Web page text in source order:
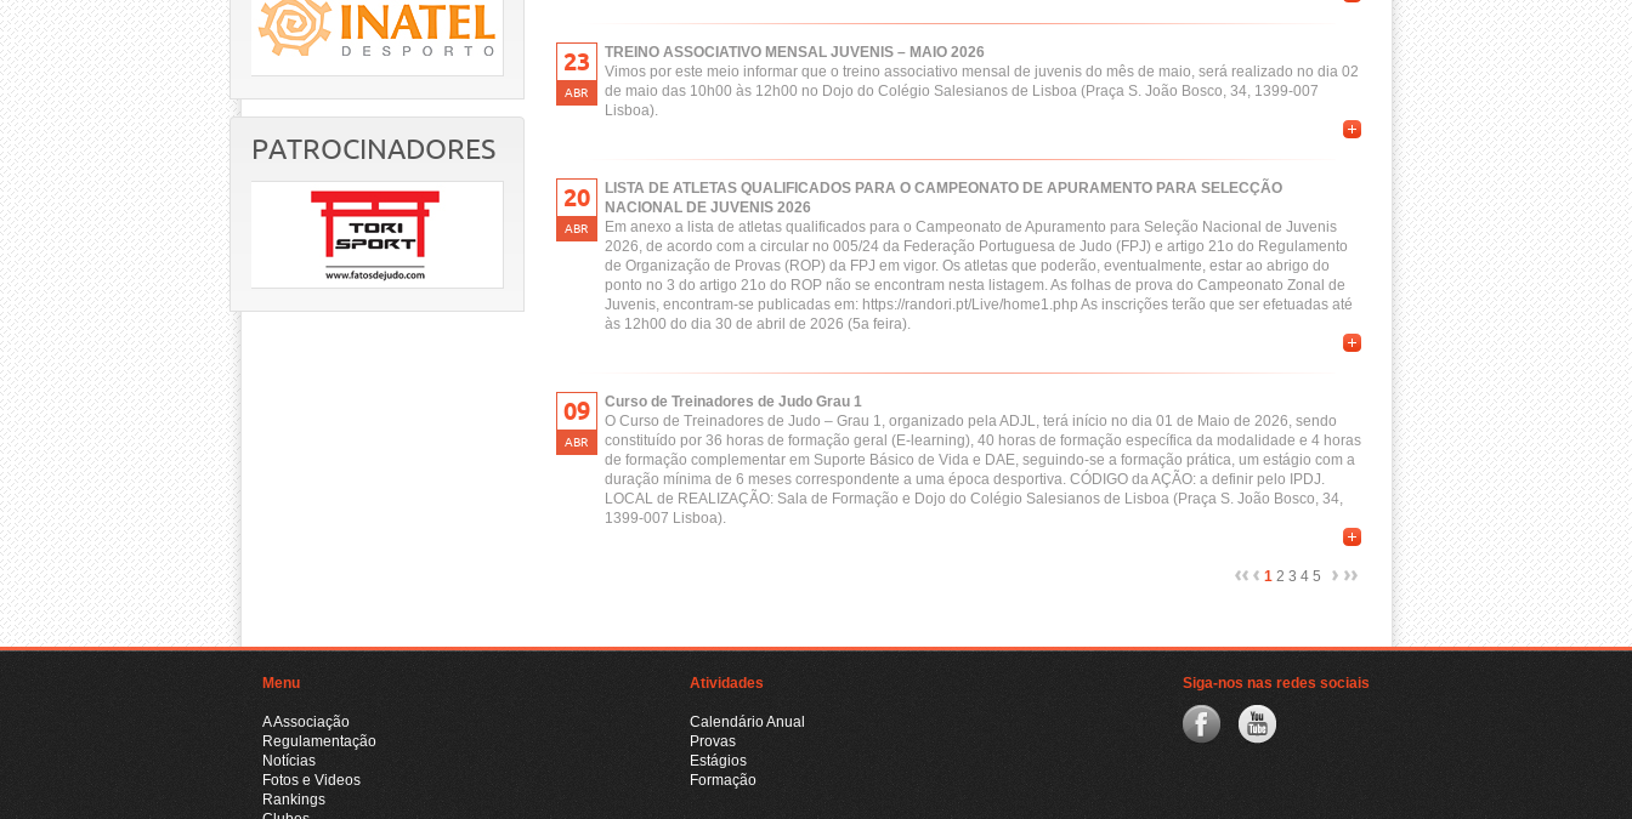
PATROCINADORES
23
ABR
TREINO ASSOCIATIVO MENSAL JUVENIS – MAIO 2026
Vimos por este meio informar que o treino associativo mensal de juvenis do mês de maio, será realizado no dia 02
de maio das 10h00 às 12h00 no Dojo do Colégio Salesianos de Lisboa (Praça S. João Bosco, 34, 1399-007
Lisboa).
20
ABR
LISTA DE ATLETAS QUALIFICADOS PARA O CAMPEONATO DE APURAMENTO PARA SELECÇÃO
NACIONAL DE JUVENIS 2026
Em anexo a lista de atletas qualificados para o Campeonato de Apuramento para Seleção Nacional de Juvenis
2026, de acordo com a circular no 005/24 da Federação Portuguesa de Judo (FPJ) e artigo 21o do Regulamento
de Organização de Provas (ROP) da FPJ em vigor. Os atletas que poderão, eventualmente, estar ao abrigo do
ponto no 3 do artigo 21o do ROP não se encontram nesta listagem. As folhas de prova do Campeonato Zonal de
Juvenis, encontram-se publicadas em: https://randori.pt/Live/home1.php As inscrições terão que ser efetuadas até
às 12h00 do dia 30 de abril de 2026 (5a feira).
09
ABR
Curso de Treinadores de Judo Grau 1
O Curso de Treinadores de Judo – Grau 1, organizado pela ADJL, terá início no dia 01 de Maio de 2026, sendo
constituído por 36 horas de formação geral (E-learning), 40 horas de formação específica da modalidade e 4 horas
de formação complementar em Suporte Básico de Vida e DAE, seguindo-se a formação prática, um estágio com a
duração mínima de 6 meses correspondente a uma época desportiva. CÓDIGO da AÇÃO: a definir pelo IPDJ.
LOCAL de REALIZAÇÃO: Sala de Formação e Dojo do Colégio Salesianos de Lisboa (Praça S. João Bosco, 34,
1399-007 Lisboa).
1 2 3 4 5
Menu
A Associação
Regulamentação
Notícias
Fotos e Videos
Rankings
Atividades
Calendário Anual
Provas
Estágios
Formação
Siga-nos nas redes sociais